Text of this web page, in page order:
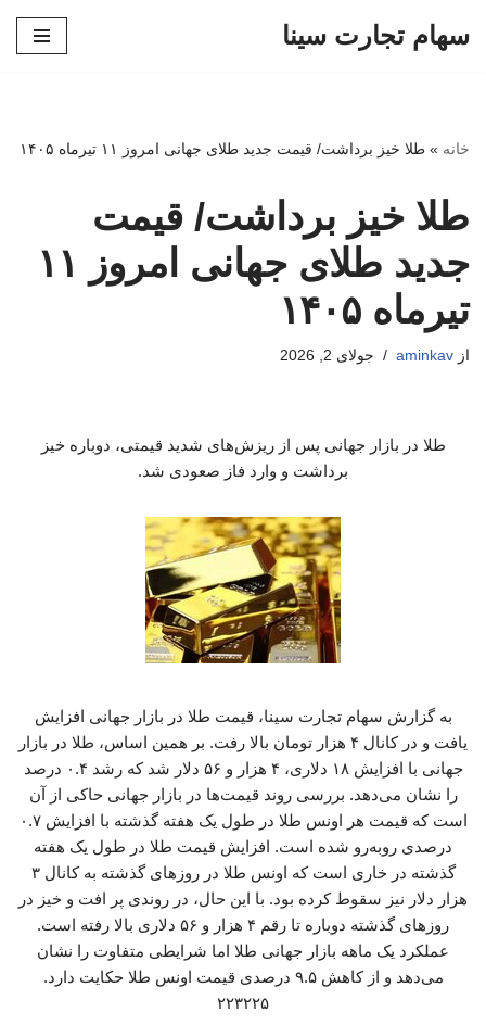
سهام تجارت سینا
خانه » طلا خیز برداشت/ قیمت جدید طلای جهانی امروز ۱۱ تیرماه ۱۴۰۵
طلا خیز برداشت/ قیمت
جدید طلای جهانی امروز ۱۱
تیرماه ۱۴۰۵
از aminkav جولای 2, 2026
طلا در بازار جهانی پس از ریزش‌های شدید قیمتی، دوباره خیز
برداشت و وارد فاز صعودی شد.
به گزارش سهام تجارت سینا، قیمت طلا در بازار جهانی افزایش
یافت و در کانال ۴ هزار تومان بالا رفت. بر همین اساس، طلا در بازار
جهانی با افزایش ۱۸ دلاری، ۴ هزار و ۵۶ دلار شد که رشد ۰.۴ درصد
را نشان می‌دهد. بررسی روند قیمت‌ها در بازار جهانی حاکی از آن
است که قیمت هر اونس طلا در طول یک هفته گذشته با افزایش ۰.۷
درصدی روبه‌رو شده است. افزایش قیمت طلا در طول یک هفته
گذشته در خاری است که اونس طلا در روزهای گذشته به کانال ۳
هزار دلار نیز سقوط کرده بود. با این حال، در روندی پر افت و خیز در
روزهای گذشته دوباره تا رقم ۴ هزار و ۵۶ دلاری بالا رفته است.
عملکرد یک ماهه بازار جهانی طلا اما شرایطی متفاوت را نشان
می‌دهد و از کاهش ۹.۵ درصدی قیمت اونس طلا حکایت دارد.
۲۲۳۲۲۵